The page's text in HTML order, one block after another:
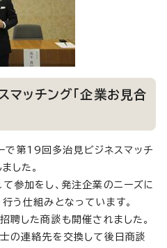
ッチング「企業お見合
で第19回多治見ビジネスマッチ
した。
参加をし、発注企業のニーズに
う仕組みとなっています。
聘した商談も開催されました。
の連絡先を交換して後日商談